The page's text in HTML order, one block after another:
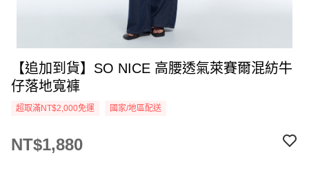
【追加到貨】SO NICE 高腰透氣萊賽爾混紡牛
仔落地寬褲
超取滿NT$2,000免運 國家/地區配送
NT$1,880